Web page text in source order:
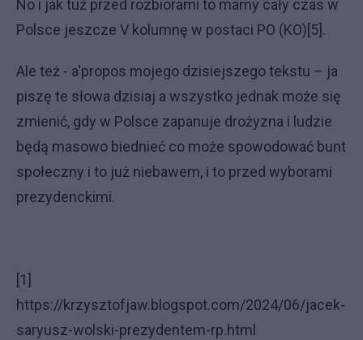
No i jak tuż przed rozbiorami to mamy cały czas w
Polsce jeszcze V kolumnę w postaci PO (KO)[5].
Ale też - a'propos mojego dzisiejszego tekstu – ja
piszę te słowa dzisiaj a wszystko jednak może się
zmienić, gdy w Polsce zapanuje drożyzna i ludzie
będą masowo biednieć co może spowodować bunt
społeczny i to już niebawem, i to przed wyborami
prezydenckimi.
[1]
https://krzysztofjaw.blogspot.com/2024/06/jacek-
saryusz-wolski-prezydentem-rp.html